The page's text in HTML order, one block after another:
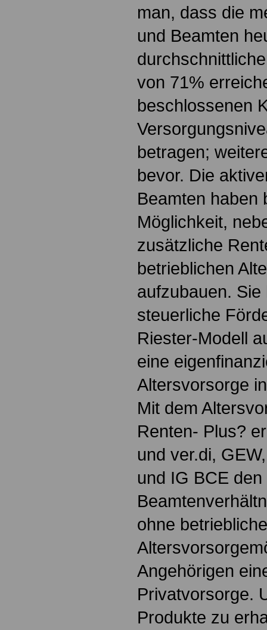
man, dass die
und Beamten
von 71%
beschlossenen
betragen;
bevor. Die
Beamten haben
Möglichkeit,
zusätzliche
betrieblichen
aufzubauen. Sie
steuerliche
Riester-Modell
eine
Altersvorsorge
Mit dem
Renten- Plus?
und ver.di,
und IG BCE
ohne betriebliche
Angehörigen
Privatvorsorge.
Produkte zu